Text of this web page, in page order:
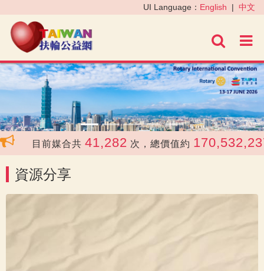
進階
UI Language： English | 中文
‹ ›
目前媒合共 41,282 次，總價值約 170,532,237
資源分享